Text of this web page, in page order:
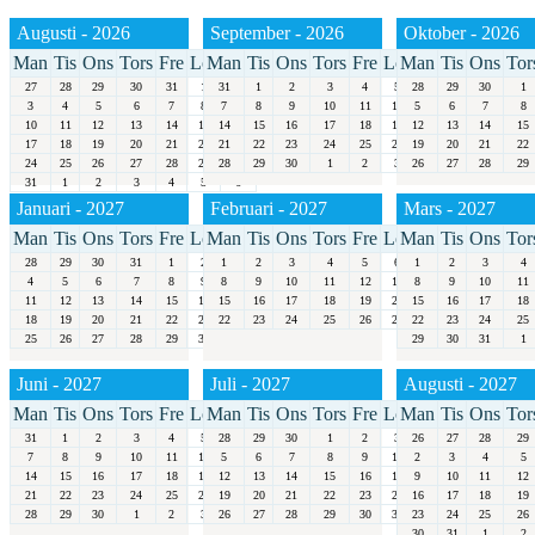
Augusti - 2026
Man Tis Ons Tors Fre Lör Sön
27 28 29 30 31 1
3
4 5 6 7 8
10
11 12 13 14 15
17
18 19 20 21 22
24
25 26 27 28 29
31
1 2 3 4 5
September - 2026
Man Tis Ons Tors Fre Lör Sön
31 1 2 3 4 5
7
8 9 10 11 12
14
15 16 17 18 19
21
22 23 24 25 26
28
29 30 1 2 3
Oktober - 2026
Man Tis Ons
28 29 30
1
5
6 7
8
12
13 14
15
19
20 21
22
26
27 28 29
Januari - 2027
Man Tis Ons Tors Fre Lör Sön
28 29 30 31 1 2
4
5 6 7 8 9
11
12 13 14 15 16
18
19 20 21 22 23
25
26 27 28 29 30
Februari - 2027
Man Tis Ons Tors Fre Lör Sön
1 2 3 4 5 6
8
9 10 11 12 13
15
16 17 18 19 20
22
23 24 25 26 27
Mars - 2027
Man Tis Ons
1 2 3
4
8
9 10
11
15
16 17
18
22
23 24
25
29
30 31 1
Juni - 2027
Man Tis Ons Tors Fre Lör Sön
31 1 2 3 4 5
7
8 9 10 11 12
14
15 16 17 18 19
21
22 23 24 25 26
28
29 30 1 2 3
Juli - 2027
Man Tis Ons Tors Fre Lör Sön
28 29 30 1 2 3
5
6 7 8 9 10
12
13 14 15 16 17
19
20 21 22 23 24
26
27 28 29 30 31
Augusti - 2027
Man Tis Ons
26 27 28
29
2
3 4
5
9
10 11
12
16
17 18
19
23
24 25
26